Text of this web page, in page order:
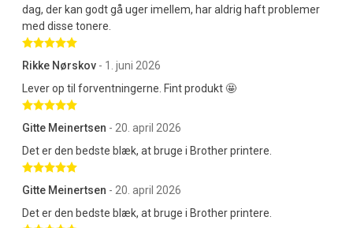
dag, der kan godt gå uger imellem, har aldrig haft problemer
med disse tonere.
Betygsatt 5 av 5 stjärnor
Rikke Nørskov - 1. juni 2026
Lever op til forventningerne. Fint produkt 🤩
Betygsatt 5 av 5 stjärnor
Gitte Meinertsen - 20. april 2026
Det er den bedste blæk, at bruge i Brother printere.
Betygsatt 5 av 5 stjärnor
Gitte Meinertsen - 20. april 2026
Det er den bedste blæk, at bruge i Brother printere.